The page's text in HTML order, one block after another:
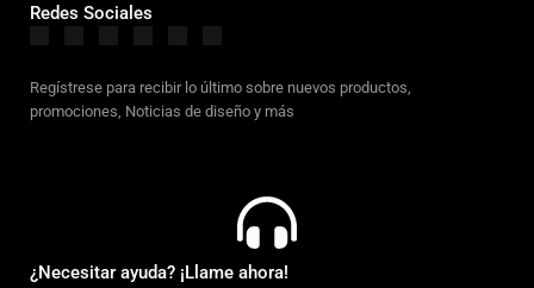
Redes Sociales
Regístrese para recibir lo último sobre nuevos productos,
promociones, Noticias de diseño y más
¿Necesitar ayuda? ¡Llame ahora!